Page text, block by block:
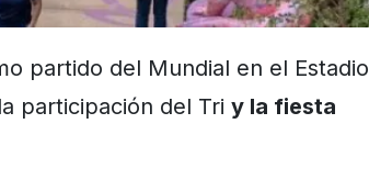
partido del Mundial en el Estadio
participación del Tri y la fiesta